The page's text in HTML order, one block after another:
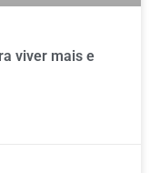
viver mais e